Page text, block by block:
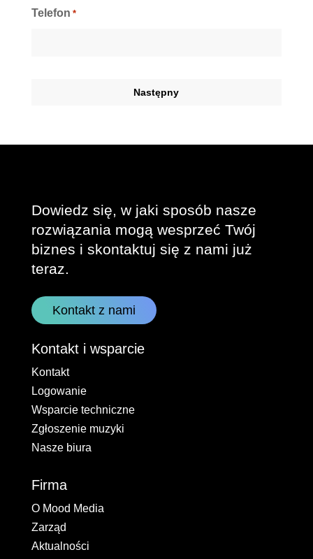
Telefon *
Dowiedz się, w jaki sposób nasze
rozwiązania mogą wesprzeć Twój
biznes i skontaktuj się z nami już
teraz.
Kontakt z nami
Kontakt i wsparcie
Kontakt
Logowanie
Wsparcie techniczne
Zgłoszenie muzyki
Nasze biura
Firma
O Mood Media
Zarząd
Aktualności